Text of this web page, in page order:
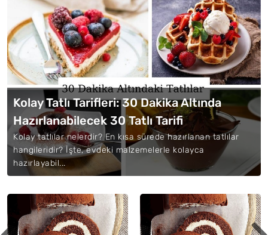
Kolay Tatlı Tarifleri: 30 Dakika Altında
Hazırlanabilecek 30 Tatlı Tarifi
Kolay tatlılar nelerdir? En kısa sürede hazırlanan tatlılar
hangileridir? İşte, evdeki malzemelerle kolayca
hazırlayabil...